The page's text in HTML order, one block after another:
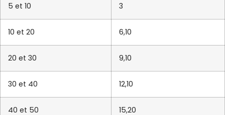
5 et 10 3
10 et 20 6,10
20 et 30 9,10
30 et 40 12,10
40 et 50 15,20